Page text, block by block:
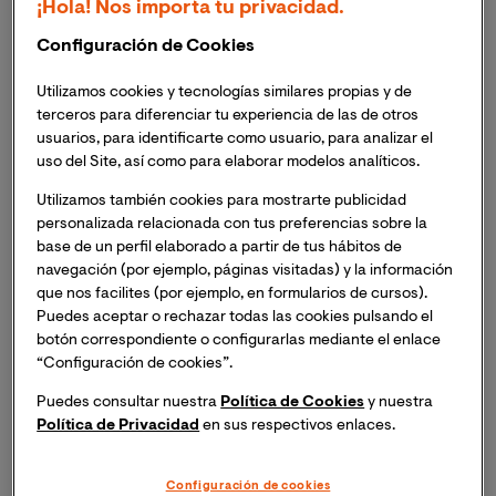
diversas universidades nacionales e internacionales, con más
de 15 años de experiencia en arbitraje, resolución de disputas y
Redek, empresa dedicada a la implementación de mecanismos
de resolución electrónica de conflictos (ODR), y es fundador
de CREO, una startup enfocada en inclusión financiera y
justicia algorítmica.
Ha liderado proyectos de innovación jurídica en colaboración
con entidades públicas como el Ministerio de Justicia de
Colombia, así como con organismos internacionales. Es
delegado de Colombia ante el Grupo III de la Comisión de las
Naciones Unidas para el Derecho Mercantil Internacional
(UNCITRAL), centrado en solución de controversias en línea.
Además, ha sido consultor en arbitraje electrónico para
plataformas ODR, y ha promovido estándares para la justicia
digital en América Latina.
Economía Global en la New York University (NYU), y ha
¡Hola! Nos importa tu privacidad.
Configuración de Cookies
Utilizamos cookies y tecnologías similares propias y de
terceros para diferenciar tu experiencia de las de otros
usuarios, para identificarte como usuario, para analizar el
uso del Site, así como para elaborar modelos analíticos.
Utilizamos también cookies para mostrarte publicidad
personalizada relacionada con tus preferencias sobre la
base de un perfil elaborado a partir de tus hábitos de
navegación (por ejemplo, páginas visitadas) y la información
que nos facilites (por ejemplo, en formularios de cursos).
Puedes aceptar o rechazar todas las cookies pulsando el
botón correspondiente o configurarlas mediante el enlace
“Configuración de cookies”.
Puedes consultar nuestra Política de Cookies y nuestra
Política de Privacidad en sus respectivos enlaces.
Configuración de cookies